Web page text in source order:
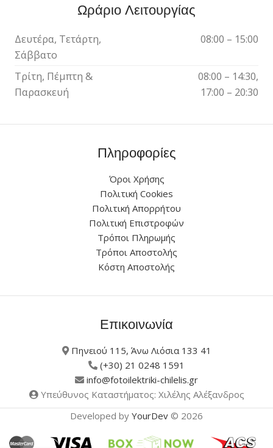
Ωράριο Λειτουργίας
Δευτέρα, Τετάρτη,
Σάββατο
08:00 – 15:00
Τρίτη, Πέμπτη &
Παρασκευή
08:00 – 14:30,
17:00 – 20:30
Πληροφορίες
Όροι Χρήσης
Πολιτική Cookies
Πολιτική Απορρήτου
Πολιτική Επιστροφών
Τρόποι Πληρωμής
Τρόποι Αποστολής
Κόστη Αποστολής
Επικοινωνία
Πηνειού 115, Άνω Λιόσια 133 41
(+30) 21 0248 1591
info@fotoilektriki-chilelis.gr
Υπεύθυνος Καταστήματος: Χιλέλης Αλέξανδρος
Developed by YourDev © 2026